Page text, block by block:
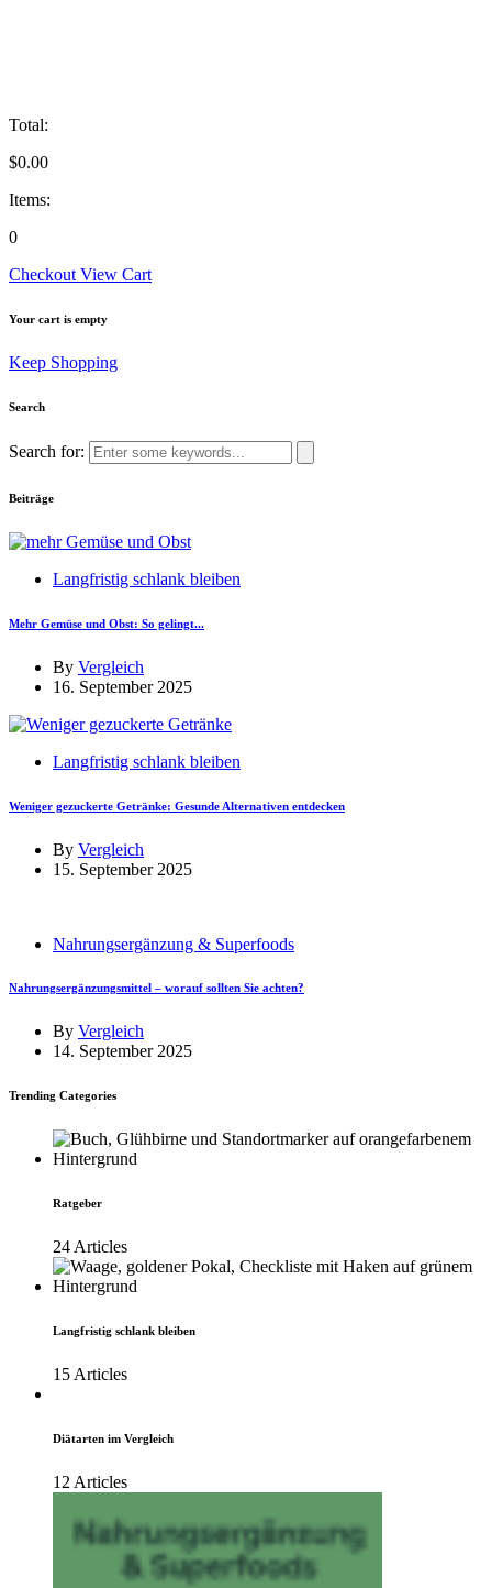
Total:
$0.00
Items:
0
Checkout View Cart
Your cart is empty
Keep Shopping
Search
Search for:
Beiträge
Langfristig schlank bleiben
Mehr Gemüse und Obst: So gelingt...
By Vergleich
16. September 2025
Langfristig schlank bleiben
Weniger gezuckerte Getränke: Gesunde Alternativen entdecken
By Vergleich
15. September 2025
Nahrungsergänzung & Superfoods
Nahrungsergänzungsmittel – worauf sollten Sie achten?
By Vergleich
14. September 2025
Trending Categories
Ratgeber
24 Articles
Langfristig schlank bleiben
15 Articles
Diätarten im Vergleich
12 Articles